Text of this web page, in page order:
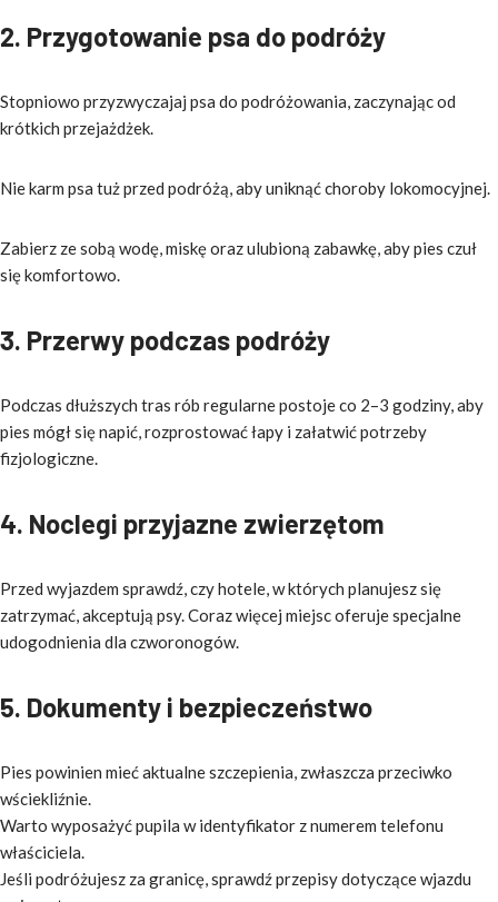
2. Przygotowanie psa do podróży
Stopniowo przyzwyczajaj psa do podróżowania, zaczynając od
krótkich przejażdżek.
Nie karm psa tuż przed podróżą, aby uniknąć choroby lokomocyjnej.
Zabierz ze sobą wodę, miskę oraz ulubioną zabawkę, aby pies czuł
się komfortowo.
3. Przerwy podczas podróży
Podczas dłuższych tras rób regularne postoje co 2–3 godziny, aby
pies mógł się napić, rozprostować łapy i załatwić potrzeby
fizjologiczne.
4. Noclegi przyjazne zwierzętom
Przed wyjazdem sprawdź, czy hotele, w których planujesz się
zatrzymać, akceptują psy. Coraz więcej miejsc oferuje specjalne
udogodnienia dla czworonogów.
5. Dokumenty i bezpieczeństwo
Pies powinien mieć aktualne szczepienia, zwłaszcza przeciwko
wściekliźnie.
Warto wyposażyć pupila w identyfikator z numerem telefonu
właściciela.
Jeśli podróżujesz za granicę, sprawdź przepisy dotyczące wjazdu